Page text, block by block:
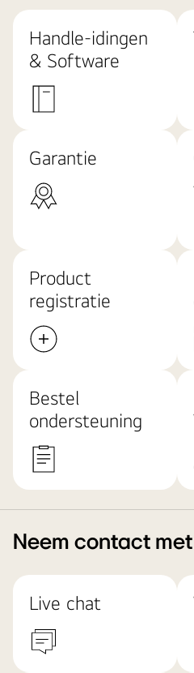
Handle-idingen
& Software
Garantie
Product
registratie
Bestel
ondersteuning
Neem contact
Live chat